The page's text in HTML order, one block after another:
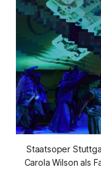
Staatsoper
Carola Wilson als